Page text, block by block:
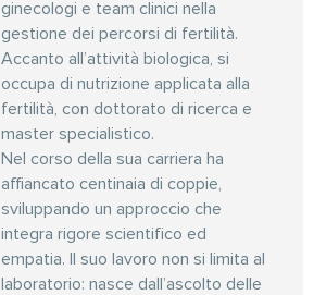
ginecologi e team clinici nella
gestione dei percorsi di fertilità.
Accanto all’attività biologica, si
occupa di nutrizione applicata alla
fertilità, con dottorato di ricerca e
master specialistico.
Nel corso della sua carriera ha
affiancato centinaia di coppie,
sviluppando un approccio che
integra rigore scientifico ed
empatia. Il suo lavoro non si limita al
laboratorio: nasce dall’ascolto delle